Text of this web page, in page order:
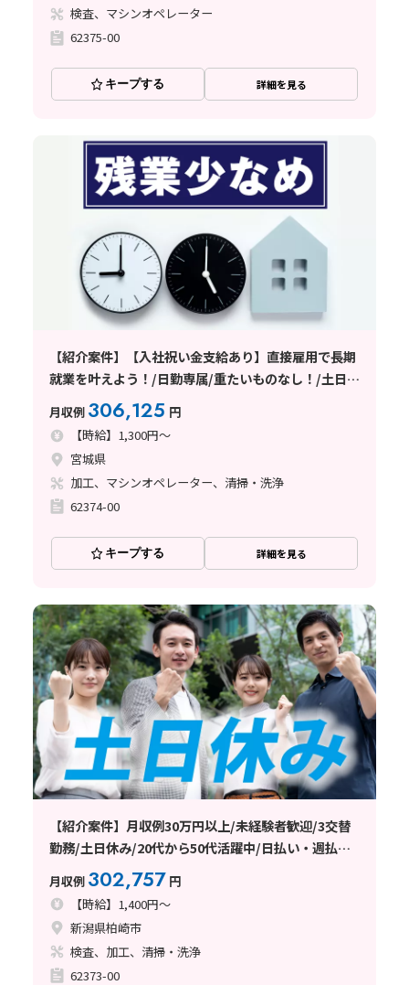
検査、マシンオペレーター
62375-00
キープする 詳細を見る
【紹介案件】【入社祝い金支給あり】直接雇用で長期
就業を叶えよう！/日勤専属/重たいものなし！/土日祝
月収例 306,125 円
【時給】1,300円～
宮城県
加工、マシンオペレーター、清掃・洗浄
62374-00
キープする 詳細を見る
【紹介案件】月収例30万円以上/未経験者歓迎/3交替
勤務/土日休み/20代から50代活躍中/日払い・週払い
対応可能
月収例 302,757 円
【時給】1,400円～
新潟県柏崎市
検査、加工、清掃・洗浄
62373-00